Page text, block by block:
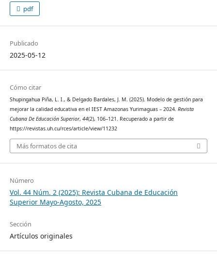
pdf
Publicado
2025-05-12
Cómo citar
Shupingahua Piña, L. I., & Delgado Bardales, J. M. (2025). Modelo de gestión para
mejorar la calidad educativa en el IEST Amazonas Yurimaguas – 2024. Revista
Cubana De Educación Superior, 44(2), 106–121. Recuperado a partir de
https://revistas.uh.cu/rces/article/view/11232
Más formatos de cita
Número
Vol. 44 Núm. 2 (2025): Revista Cubana de Educación
Superior Mayo-Agosto, 2025
Sección
Artículos originales